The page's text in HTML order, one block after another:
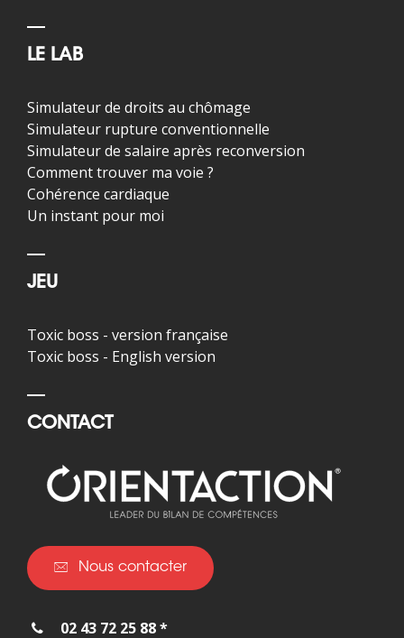
LE LAB
Simulateur de droits au chômage
Simulateur rupture conventionnelle
Simulateur de salaire après reconversion
Comment trouver ma voie ?
Cohérence cardiaque
Un instant pour moi
JEU
Toxic boss - version française
Toxic boss - English version
CONTACT
Nous contacter
02 43 72 25 88 *